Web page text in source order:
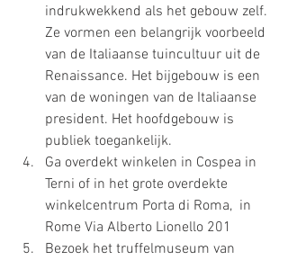
indrukwekkend als het gebouw zelf.
Ze vormen een belangrijk voorbeeld
van de Italiaanse tuincultuur uit de
Renaissance. Het bijgebouw is een
van de woningen van de Italiaanse
president. Het hoofdgebouw is
publiek toegankelijk.
Ga overdekt winkelen in Cospea in
Terni of in het grote overdekte
winkelcentrum Porta di Roma,  in
Rome Via Alberto Lionello 201
Bezoek het truffelmuseum van